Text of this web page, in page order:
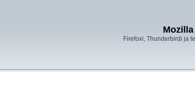
Firefoxi, Thunderbirdi ja